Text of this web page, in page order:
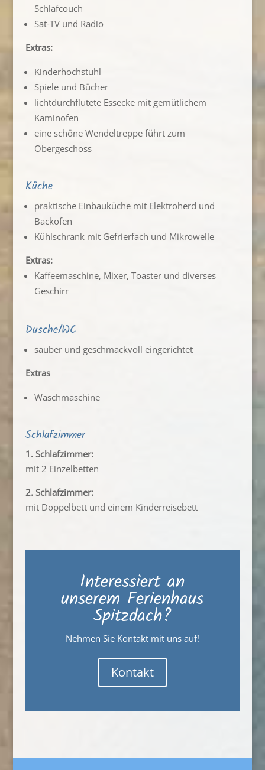
Schlafcouch
Sat-TV und Radio
Extras:
Kinderhochstuhl
Spiele und Bücher
lichtdurchflutete Essecke mit gemütlichem
Kaminofen
eine schöne Wendeltreppe führt zum
Obergeschoss
Küche
praktische Einbauküche mit Elektroherd und
Backofen
Kühlschrank mit Gefrierfach und Mikrowelle
Extras:
Kaffeemaschine, Mixer, Toaster und diverses
Geschirr
Dusche/WC
sauber und geschmackvoll eingerichtet
Extras
Waschmaschine
Schlafzimmer
1. Schlafzimmer:
mit 2 Einzelbetten
2. Schlafzimmer:
mit Doppelbett und einem Kinderreisebett
Interessiert an
unserem Ferienhaus
Spitzdach?
Nehmen Sie Kontakt mit uns auf!
Kontakt